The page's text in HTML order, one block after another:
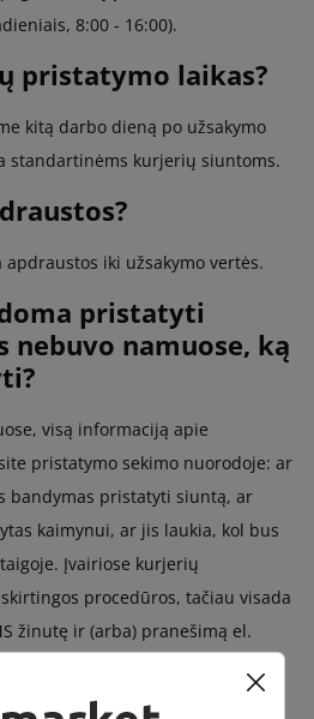
8:00 - 16:00).
pristatymo laikas?
kitą darbo dieną po užsakymo
standartinėms kurjerių siuntoms.
iki užsakymo vertės.
pristatyti
nebuvo namuose, ką
visą informaciją apie
pristatymo sekimo nuorodoje: ar
bandymas pristatyti siuntą, ar
kaimynui, ar jis laukia, kol bus
Įvairiose kurjerių
procedūros, tačiau visada
žinutę ir (arba) pranešimą el.